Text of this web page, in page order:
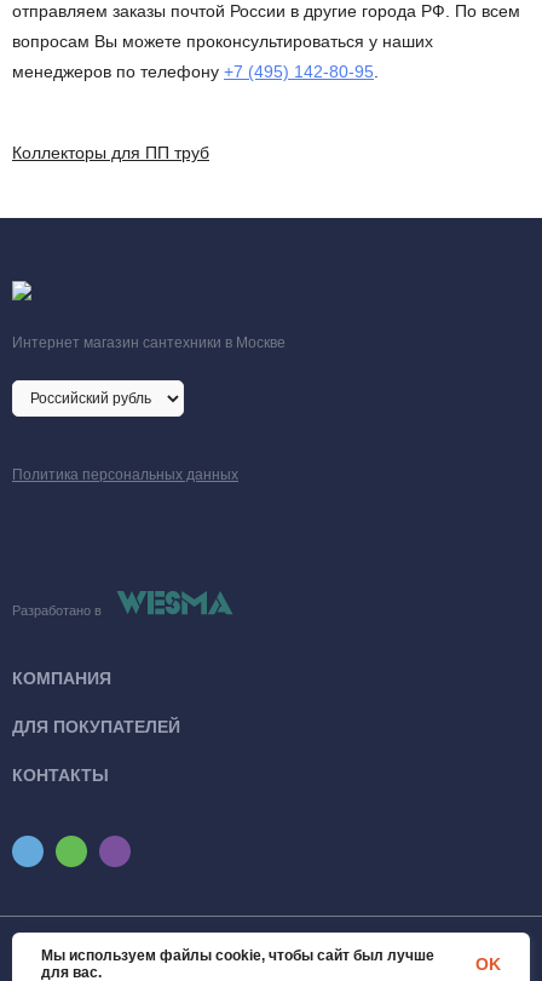
отправляем заказы почтой России в другие города РФ. По всем
вопросам Вы можете проконсультироваться у наших
менеджеров по телефону +7 (495) 142-80-95
Коллекторы для ПП труб
Интернет магазин сантехники в Москве
Политика персональных данных
Разработано в
КОМПАНИЯ
ДЛЯ ПОКУПАТЕЛЕЙ
КОНТАКТЫ
© 2026 SanTexWorld. Все права защищены
Мы используем файлы cookie, чтобы сайт был лучше
для вас.
OK